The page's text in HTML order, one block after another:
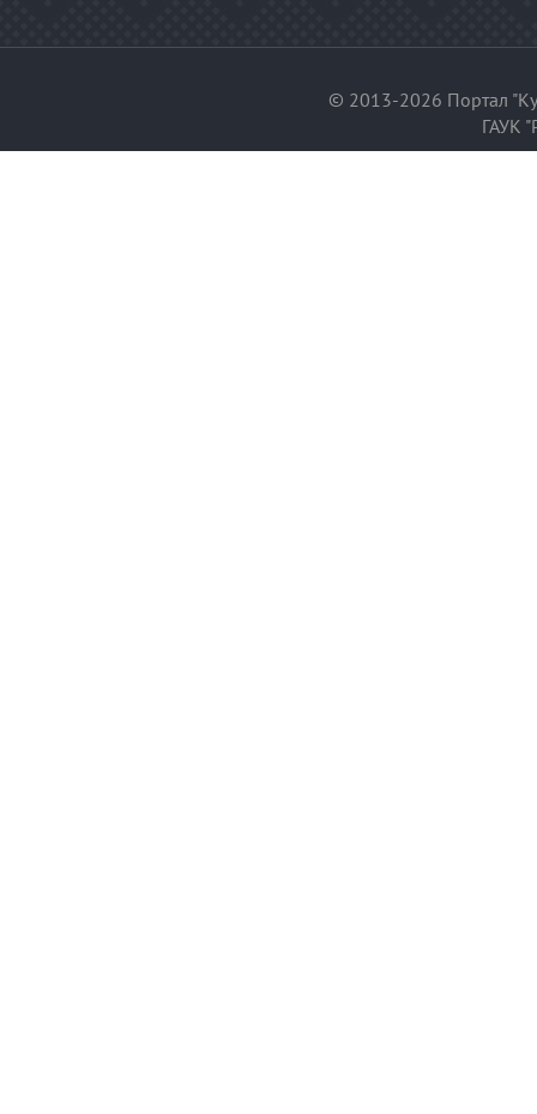
© 2013-2026 Портал
ГАУК